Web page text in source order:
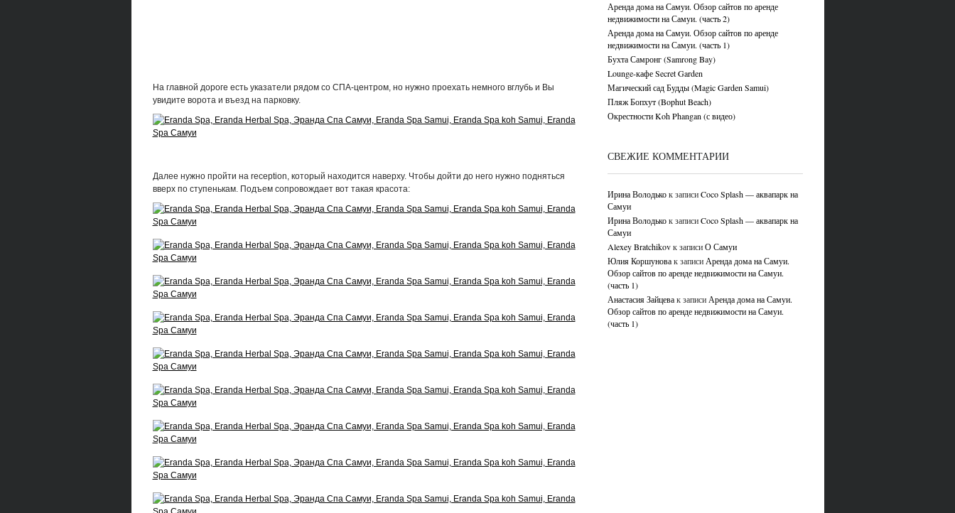
На главной дороге есть указатели рядом со СПА-центром, но нужно проехать немного вглубь и Вы
увидите ворота и въезд на парковку.
Далее нужно пройти на reception, который находится наверху. Чтобы дойти до него нужно подняться
вверх по ступенькам. Подъем сопровождает вот такая красота:
Аренда дома на Самуи. Обзор сайтов по аренде
недвижимости на Самуи. (часть 2)
Аренда дома на Самуи. Обзор сайтов по аренде
недвижимости на Самуи. (часть 1)
Бухта Самронг (Samrong Bay)
Lounge-кафе Secret Garden
Магический сад Будды (Magic Garden Samui)
Пляж Бопхут (Bophut Beach)
Окрестности Koh Phangan (с видео)
СВЕЖИЕ КОММЕНТАРИИ
Ирина Володькок записиCoco Splash — аквапарк на
Самуи
Ирина Володькок записиCoco Splash — аквапарк на
Самуи
Alexey Bratchikovк записиО Самуи
Юлия Коршуновак записи Аренда дома на Самуи.
Обзор сайтов по аренде недвижимости на Самуи.
(часть 1)
Анастасия Зайцевак записи Аренда дома на Самуи.
Обзор сайтов по аренде недвижимости на Самуи.
(часть 1)